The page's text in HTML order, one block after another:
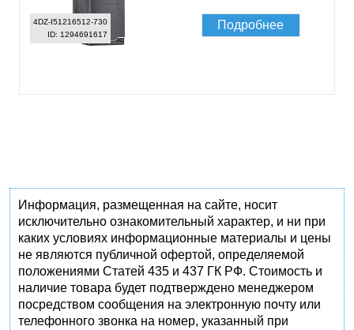
4DZ-I51216512-730
ID: 1294691617
Подробнее
Информация, размещенная на сайте, носит
исключительно ознакомительный характер, и ни при
каких условиях информационные материалы и цены
не являются публичной офертой, определяемой
положениями Статей 435 и 437 ГК РФ. Стоимость и
наличие товара будет подтверждено менеджером
посредством сообщения на электронную почту или
телефонного звонка на номер, указанный при